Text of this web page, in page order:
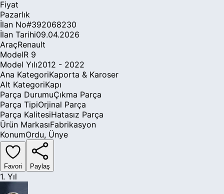
Fiyat
Pazarlık
İlan No#392068230
İlan Tarihi09.04.2026
AraçRenault
ModelR 9
Model Yılı2012 - 2022
Ana KategoriKaporta & Karoser
Alt KategoriKapı
Parça DurumuÇıkma Parça
Parça TipiOrjinal Parça
Parça KalitesiHatasız Parça
Ürün MarkasıFabrikasyon
KonumOrdu, Ünye
Favori Paylaş
1. Yıl